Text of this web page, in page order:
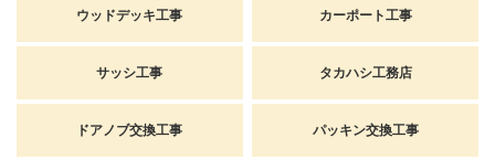
ウッドデッキ工事 カーポート工事
サッシ工事 タカハシ工務店
ドアノブ交換工事 パッキン交換工事